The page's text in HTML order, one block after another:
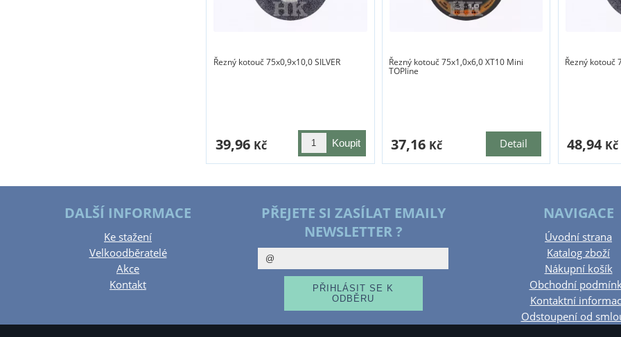
Řezný kotouč 75x0,9x10,0 SILVER
39,96 Kč
Řezný kotouč 75x1,0x6,0 XT10 Mini
TOPline
Detail
37,16 Kč
Řezný kotouč
48,94 Kč
DALŠÍ INFORMACE
Ke stažení
Velkoodběratelé
Akce
Kontakt
PŘEJETE SI ZASÍLAT EMAILY
NEWSLETTER ?
NAVIGACE
Úvodní strana
Katalog zboží
Nákupní košík
Obchodní
Kontaktní
Odstoupení od